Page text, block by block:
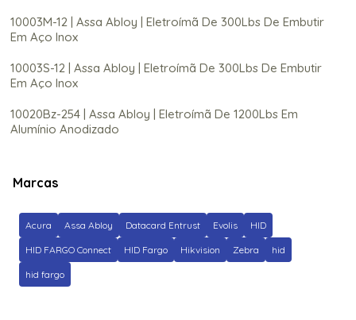
10003M-12 | Assa Abloy | Eletroímã De 300Lbs De Embutir
Em Aço Inox
10003S-12 | Assa Abloy | Eletroímã De 300Lbs De Embutir
Em Aço Inox
10020Bz-254 | Assa Abloy | Eletroímã De 1200Lbs Em
Alumínio Anodizado
Anodizado
Embutir Em Alumínio Escovado
20Knks-00-000000 | Assa Abloy | Leitor de Proximidade
com teclado Hid Signo 20K
Marcas
Acura Assa Abloy Datacard Entrust Evolis HID
HID FARGO Connect HID Fargo Hikvision Zebra hid
hid fargo